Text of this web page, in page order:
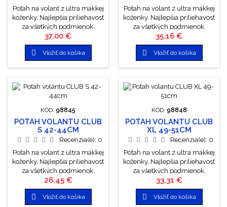
Poťah na volant z ultra mäkkej
koženky. Najlepšia priliehavosť
za všetkých podmienok.
Jednoduchá manipulácia.
Farba: čierna. Šírka úchytu
10cm. Priemer: 46-48cm
Cena
37,00 €
 Vložiť do košíka
Poťah na volant z ultra mäkkej
koženky. Najlepšia priliehavosť
za všetkých podmienok.
Jednoduchá manipulácia.
Farba: čierna. Šírka úchytu
10cm. Priemer: 44-46cm
Cena
35,16 €
 Vložiť do košíka
KÓD: 98845
POŤAH VOLANTU CLUB
S 42-44CM
Recenzia(e): 0
Poťah na volant z ultra mäkkej
koženky. Najlepšia priliehavosť
za všetkých podmienok.
Jednoduchá manipulácia.
Farba: čierna. Šírka úchytu
10cm. Priemer: 42-44cm
Cena
26,45 €
 Vložiť do košíka
KÓD: 98848
POŤAH VOLANTU CLUB
XL 49-51CM
Recenzia(e): 0
Poťah na volant z ultra mäkkej
koženky. Najlepšia priliehavosť
za všetkých podmienok.
Jednoduchá manipulácia.
Farba: čierna. Šírka úchytu
10cm. Priemer: 49-51cm
Cena
33,31 €
 Vložiť do košíka